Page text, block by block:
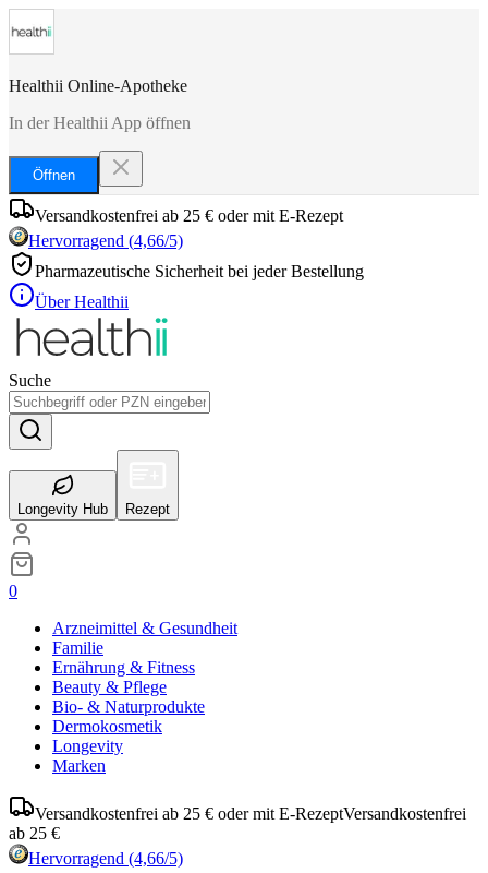
Healthii Online-Apotheke
In der Healthii App öffnen
Öffnen
Versandkostenfrei ab 25 € oder mit E-Rezept
Hervorragend (4,66/5)
Pharmazeutische Sicherheit bei jeder Bestellung
Über Healthii
Suche
Longevity Hub Rezept
0
Arzneimittel & Gesundheit
Familie
Ernährung & Fitness
Beauty & Pflege
Bio- & Naturprodukte
Dermokosmetik
Longevity
Marken
Versandkostenfrei ab 25 € oder mit E-RezeptVersandkostenfrei
ab 25 €
Hervorragend (4,66/5)